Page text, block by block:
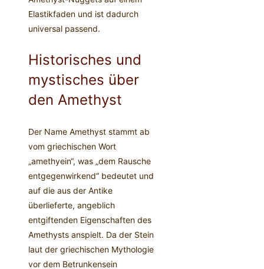
Elastikfaden und ist dadurch
universal passend.
Historisches und
mystisches über
den Amethyst
Der Name Amethyst stammt ab
vom griechischen Wort
„amethyein“, was „dem Rausche
entgegenwirkend“ bedeutet und
auf die aus der Antike
überlieferte, angeblich
entgiftenden Eigenschaften des
Amethysts anspielt. Da der Stein
laut der griechischen Mythologie
vor dem Betrunkensein